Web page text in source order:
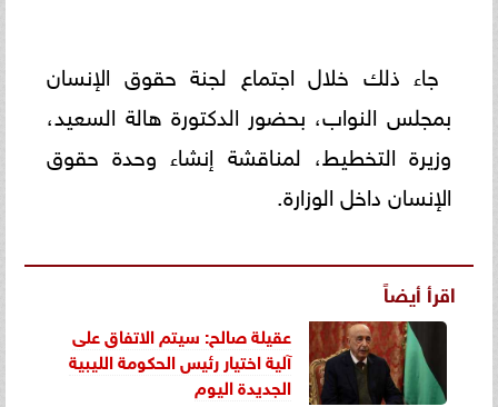
جاء ذلك خلال اجتماع لجنة حقوق الإنسان
بمجلس النواب، بحضور الدكتورة هالة السعيد،
وزيرة التخطيط، لمناقشة إنشاء وحدة حقوق
الإنسان داخل الوزارة.
اقرأ أيضاً
عقيلة صالح: سيتم الاتفاق على
آلية اختيار رئيس الحكومة الليبية
الجديدة اليوم